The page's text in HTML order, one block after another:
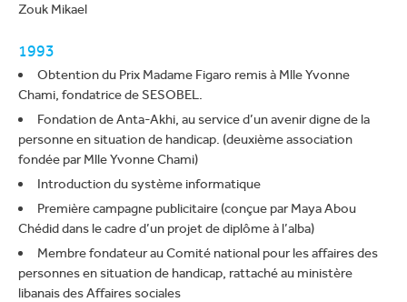
Zouk Mikael
1993
Obtention du Prix Madame Figaro remis à Mlle Yvonne
Chami, fondatrice de SESOBEL.
Fondation de Anta-Akhi, au service d’un avenir digne de la
personne en situation de handicap. (deuxième association
fondée par Mlle Yvonne Chami)
Introduction du système informatique
Première campagne publicitaire (conçue par Maya Abou
Chédid dans le cadre d’un projet de diplôme à l’alba)
Membre fondateur au Comité national pour les affaires des
personnes en situation de handicap, rattaché au ministère
libanais des Affaires sociales